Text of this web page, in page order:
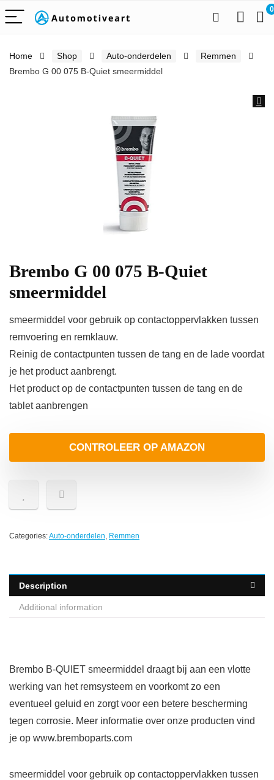
0
Home Shop Auto-onderdelen
Remmen
Brembo G 00 075 B-Quiet smeermiddel
Brembo G 00 075 B-Quiet
smeermiddel
smeermiddel voor gebruik op contactoppervlakken tussen
remvoering en remklauw.
Reinig de contactpunten tussen de tang en de lade voordat
je het product aanbrengt.
Het product op de contactpunten tussen de tang en de
tablet aanbrengen
CONTROLEER OP AMAZON
Categories:Auto-onderdelen, Remmen
Description
Additional information
Brembo B-QUIET smeermiddel draagt bij aan een vlotte
werking van het remsysteem en voorkomt zo een
eventueel geluid en zorgt voor een betere bescherming
tegen corrosie. Meer informatie over onze producten vind
je op www.bremboparts.com
smeermiddel voor gebruik op contactoppervlakken tussen